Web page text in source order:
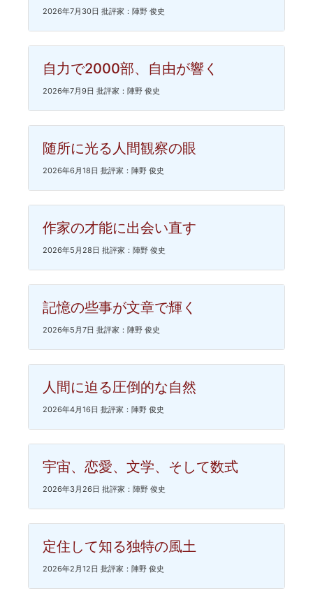
2026年7月30日 批評家：陣野 俊史
自力で2000部、自由が響く
2026年7月9日 批評家：陣野 俊史
随所に光る人間観察の眼
2026年6月18日 批評家：陣野 俊史
作家の才能に出会い直す
2026年5月28日 批評家：陣野 俊史
記憶の些事が文章で輝く
2026年5月7日 批評家：陣野 俊史
人間に迫る圧倒的な自然
2026年4月16日 批評家：陣野 俊史
宇宙、恋愛、文学、そして数式
2026年3月26日 批評家：陣野 俊史
定住して知る独特の風土
2026年2月12日 批評家：陣野 俊史